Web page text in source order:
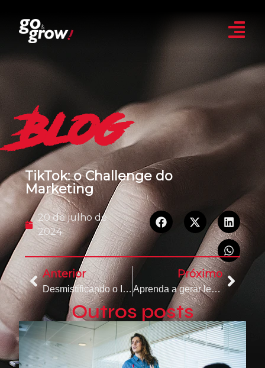
Blog
TikTok: o Challenge do
Marketing
20 de julho de
2024
Anterior
Desmistificando o Inbound Marketing
Próximo
Aprenda a gerar leads no Telegram
Outros posts